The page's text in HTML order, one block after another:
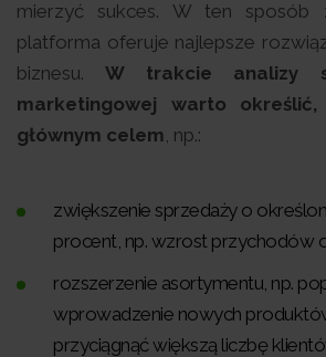
mierzyć sukces. W ten sposób
platforma oferuje najlepsze
biznesu.W trakcie analizy
marketingowej warto
głównym celem , np.:
zwiększenie sprzedaży o
procent, np. wzrost przychodów
rozszerzenie asortymentu, np.
wprowadzenie nowych
przyciągnąć większą liczbę